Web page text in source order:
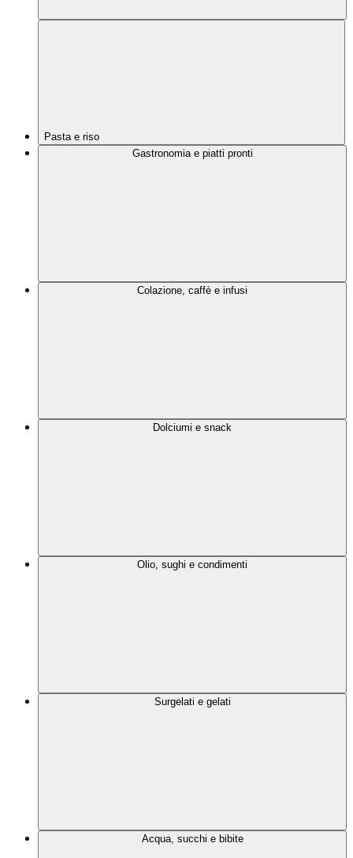
Pasta e riso
Gastronomia e piatti pronti
Colazione, caffè e infusi
Dolciumi e snack
Olio, sughi e condimenti
Surgelati e gelati
Acqua, succhi e bibite